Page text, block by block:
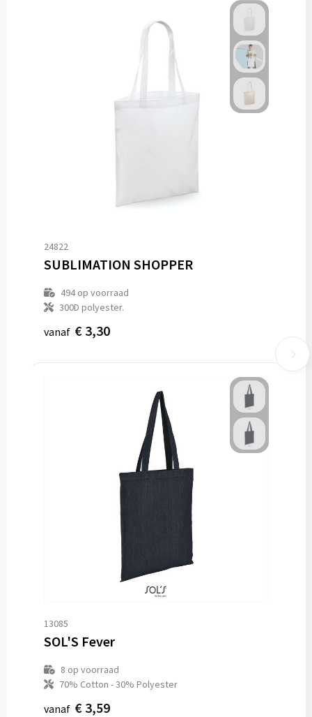
24822
SUBLIMATION SHOPPER
494op voorraad
300D polyester.
vanaf € 3,30
13085
SOL'S Fever
8 op voorraad
70% Cotton - 30% Polyester
vanaf € 3,59